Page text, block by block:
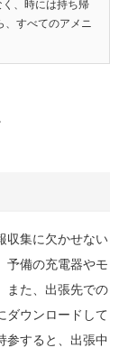
、時には持ち帰
、すべてのアメニ
収集に欠かせない
予備の充電器やモ
また、出張先での
ダウンロードして
参すると、出張中